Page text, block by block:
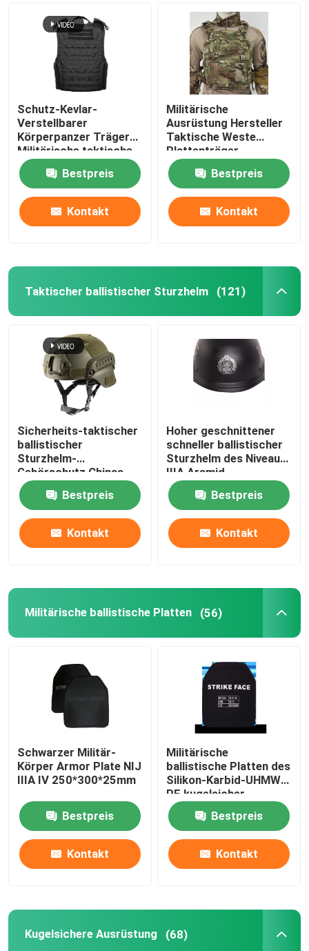
Produkte
Über uns
Werksbesichtigung
Qualitätskontrolle
Neuigkeiten
Bitte um ein Angebot
Militärische taktische Abnutzung
Militärische taktische kugelsichere Weste
Taktischer ballistischer Sturzhelm
Militärische ballistische Platten
Kugelsichere Ausrüstung
Militärischer taktischer Rucksack
Taktischer Gang im Freien
Kampf-taktische Weste
Schutz-Kevlar-
Verstellbarer
Körperpanzer Träger
Militärische taktische
kugelsichere Weste mit
NIJ IIIA Bestpreis
Kontakt
Militärische
Ausrüstung Hersteller
Taktische Weste
Plattenträger
Kugelsicher mit
militärischen
Standards NIJ IIIA
Bestpreis
Kontakt
Taktischer ballistischer Sturzhelm (121)
Sicherheits-taktischer
ballistischer
Sturzhelm-
Gehörschutz Chinas
Xinxing NIJ IIIA
Schwarz-MICH Airsoft
Bestpreis
Kontakt
Hoher geschnittener
schneller ballistischer
Sturzhelm des Niveau-
IIIA Aramid
kugelsicherer Militär-
USA-Standard
Bestpreis
Kontakt
Militärische ballistische Platten (56)
Schwarzer Militär-
Körper Armor Plate NIJ
IIIA IV 250*300*25mm
Bestpreis
Kontakt
Militärische
ballistische Platten des
Silikon-Karbid-UHMW-
PE kugelsicher
Bestpreis
Kontakt
Kugelsichere Ausrüstung (68)